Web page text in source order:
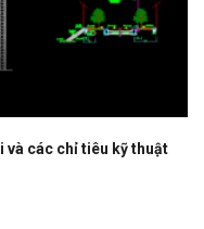
và các chỉ tiêu kỹ thuật